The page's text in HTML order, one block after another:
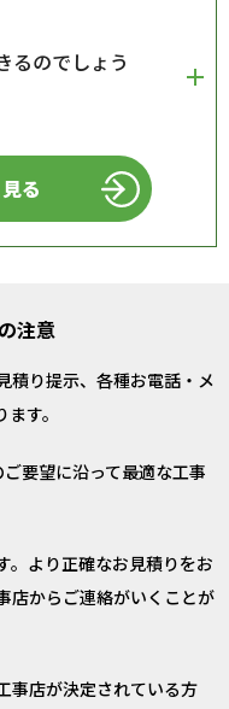
るのでしょう
る
注意
積り提示、各種お電話・メ
す。
要望に沿って最適な工事
。より正確なお見積りをお
店からご連絡がいくことが
事店が決定されている方